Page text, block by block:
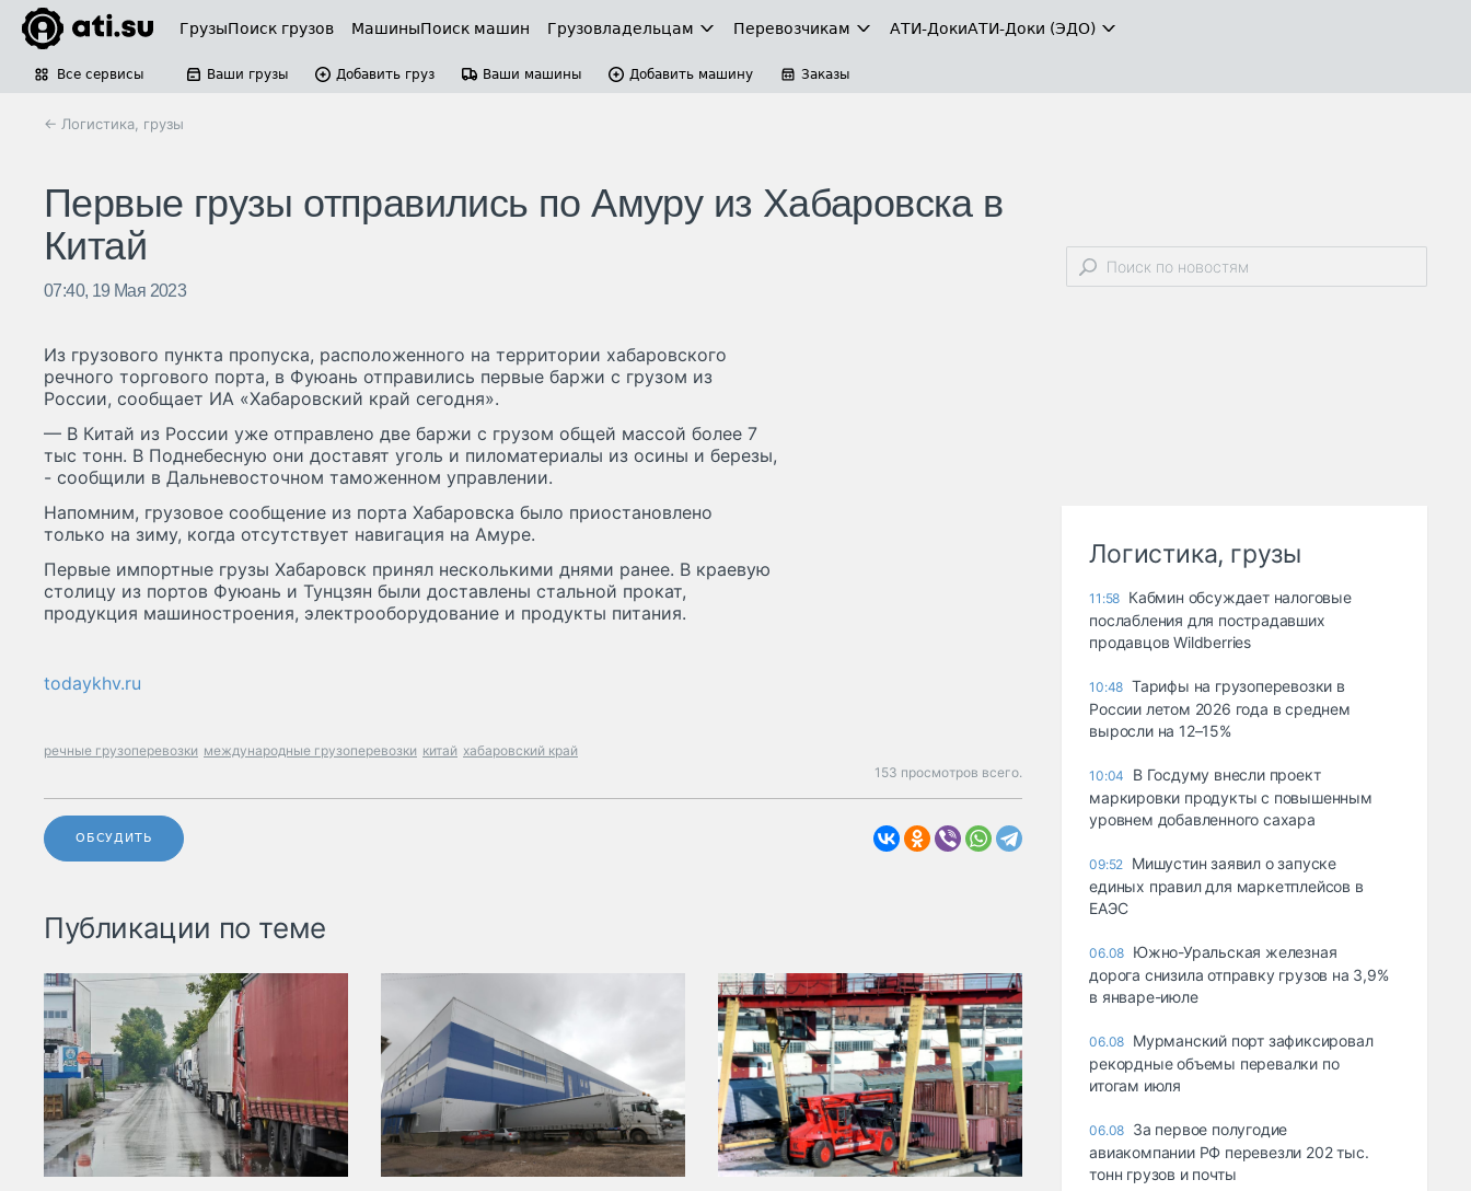
ГрузыПоиск грузов МашиныПоиск машин Грузовладельцам Перевозчикам АТИ-ДокиАТИ-Доки (ЭДО)
Все сервисы Ваши грузы Добавить груз Ваши машины Добавить машину Заказы
← Логистика, грузы
Первые грузы отправились по Амуру из Хабаровска в
Китай
07:40, 19 Мая 2023
Из грузового пункта пропуска, расположенного на территории хабаровского
речного торгового порта, в Фуюань отправились первые баржи с грузом из
России, сообщает ИА «Хабаровский край сегодня».
— В Китай из России уже отправлено две баржи с грузом общей массой более 7
тыс тонн. В Поднебесную они доставят уголь и пиломатериалы из осины и березы,
- сообщили в Дальневосточном таможенном управлении.
Напомним, грузовое сообщение из порта Хабаровска было приостановлено
только на зиму, когда отсутствует навигация на Амуре.
Первые импортные грузы Хабаровск принял несколькими днями ранее. В краевую
столицу из портов Фуюань и Тунцзян были доставлены стальной прокат,
продукция машиностроения, электрооборудование и продукты питания.
todaykhv.ru
речные грузоперевозки международные грузоперевозки китай хабаровский край
153 просмотров всего.
ОБСУДИТЬ
Публикации по теме
Логистика, грузы
11:58 Кабмин обсуждает налоговые
послабления для пострадавших
продавцов Wildberries
10:48 Тарифы на грузоперевозки в
России летом 2026 года в среднем
выросли на 12–15%
10:04
В Госдуму внесли проект
маркировки продукты с повышенным
уровнем добавленного сахара
09:52 Мишустин заявил о запуске
единых правил для маркетплейсов в
ЕАЭС
06.08 Южно-Уральская железная
дорога снизила отправку грузов на 3,9%
в январе-июле
06.08 Мурманский порт зафиксировал
рекордные объемы перевалки по
итогам июля
06.08 За первое полугодие
авиакомпании РФ перевезли 202 тыс.
тонн грузов и почты